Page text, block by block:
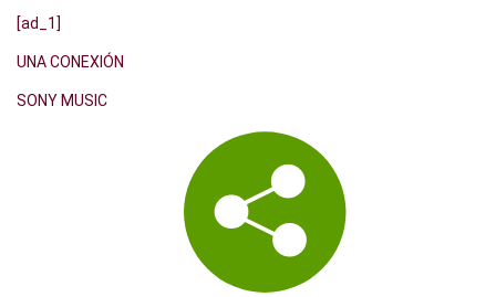
[ad_1]
UNA CONEXIÓN
SONY MUSIC